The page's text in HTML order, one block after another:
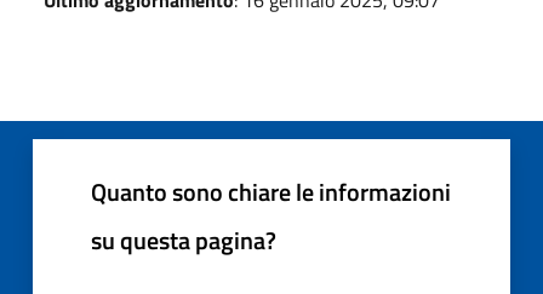
Quanto sono chiare le informazioni
su questa pagina?